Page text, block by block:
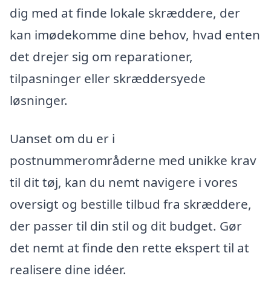
dig med at finde lokale skræddere, der
kan imødekomme dine behov, hvad enten
det drejer sig om reparationer,
tilpasninger eller skræddersyede
løsninger.
Uanset om du er i
postnummerområderne med unikke krav
til dit tøj, kan du nemt navigere i vores
oversigt og bestille tilbud fra skræddere,
der passer til din stil og dit budget. Gør
det nemt at finde den rette ekspert til at
realisere dine idéer.